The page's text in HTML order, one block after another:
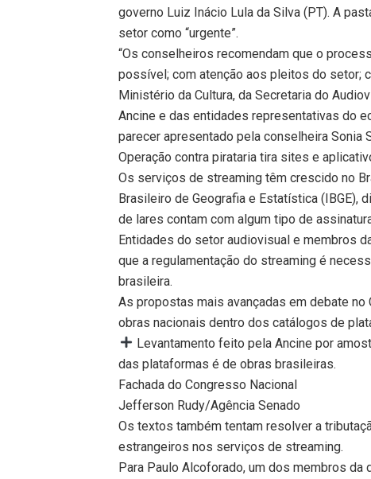
governo Luiz Inácio Lula da Silva (PT). A
setor como “urgente”.
“Os conselheiros recomendam que o
possível; com atenção aos pleitos do setor;
Ministério da Cultura, da Secretaria do
Ancine e das entidades representativas do
parecer apresentado pela conselheira Sonia
Operação contra pirataria tira sites e
Os serviços de streaming têm crescido no
Brasileiro de Geografia e Estatística (IBGE),
de lares contam com algum tipo de
Entidades do setor audiovisual e membros
que a regulamentação do streaming é
brasileira.
As propostas mais avançadas em debate
obras nacionais dentro dos catálogos de
Levantamento feito pela Ancine por
das plataformas é de obras brasileiras.
Fachada do Congresso Nacional
Jefferson Rudy/Agência Senado
Os textos também tentam resolver a
estrangeiros nos serviços de streaming.
Para Paulo Alcoforado, um dos membros da